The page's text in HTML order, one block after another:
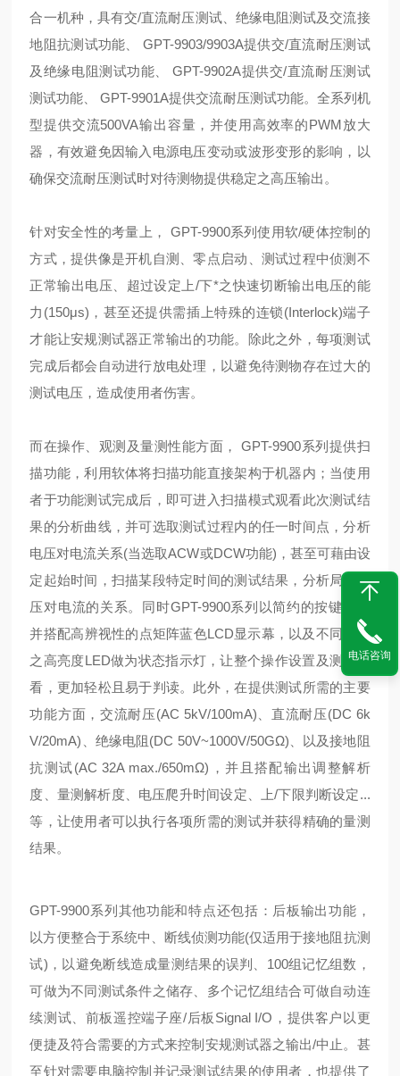
合一机种，具有交/直流耐压测试、绝缘电阻测试及交流接
地阻抗测试功能、 GPT-9903/9903A提供交/直流耐压测试
及绝缘电阻测试功能、 GPT-9902A提供交/直流耐压测试
测试功能、 GPT-9901A提供交流耐压测试功能。全系列机
型提供交流500VA输出容量，并使用高效率的PWM放大
器，有效避免因输入电源电压变动或波形变形的影响，以
确保交流耐压测试时对待测物提供稳定之高压输出。
针对安全性的考量上， GPT-9900系列使用软/硬体控制的
方式，提供像是开机自测、零点启动、测试过程中侦测不
正常输出电压、超过设定上/下*之快速切断输出电压的能
力(150μs)，甚至还提供需插上特殊的连锁(Interlock)端子
才能让安规测试器正常输出的功能。除此之外，每项测试
完成后都会自动进行放电处理，以避免待测物存在过大的
测试电压，造成使用者伤害。
而在操作、观测及量测性能方面， GPT-9900系列提供扫
描功能，利用软体将扫描功能直接架构于机器内；当使用
者于功能测试完成后，即可进入扫描模式观看此次测试结
果的分析曲线，并可选取测试过程内的任一时间点，分析
电压对电流关系(当选取ACW或DCW功能)，甚至可藉由设
定起始时间，扫描某段特定时间的测试结果，分析局部电
压对电流的关系。同时GPT-9900系列以简约的按键设计
并搭配高辨视性的点矩阵蓝色LCD显示幕，以及不同颜色
之高亮度LED做为状态指示灯，让整个操作设置及测量观
看，更加轻松且易于判读。此外，在提供测试所需的主要
功能方面，交流耐压(AC 5kV/100mA)、直流耐压(DC 6k
V/20mA)、绝缘电阻(DC 50V~1000V/50GΩ)、以及接地阻
抗测试(AC 32A max./650mΩ)，并且搭配输出调整解析
度、量测解析度、电压爬升时间设定、上/下限判断设定...
等，让使用者可以执行各项所需的测试并获得精确的量测
结果。
GPT-9900系列其他功能和特点还包括：后板输出功能，
以方便整合于系统中、断线侦测功能(仅适用于接地阻抗测
试)，以避免断线造成量测结果的误判、100组记忆组数，
可做为不同测试条件之储存、多个记忆组结合可做自动连
续测试、前板遥控端子座/后板Signal I/O，提供客户以更
便捷及符合需要的方式来控制安规测试器之输出/中止。甚
至针对需要电脑控制并记录测试结果的使用者，也提供了
电话咨询